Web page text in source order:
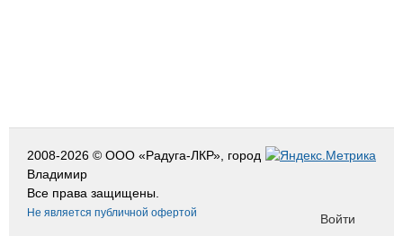
2008-2026 © ООО «Радуга-ЛКР», город
Владимир
Все права защищены.
Не является публичной офертой Войти